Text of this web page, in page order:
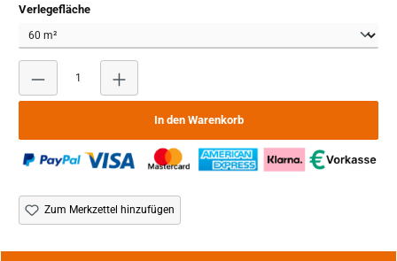
Verlegeflächeauswählen
In den Warenkorb
Zum Merkzettel hinzufügen